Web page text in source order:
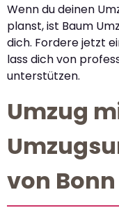
Wenn du deinen
planst, ist Baum
dich. Fordere jetzt
lass dich von
unterstützen.
Umzug
von